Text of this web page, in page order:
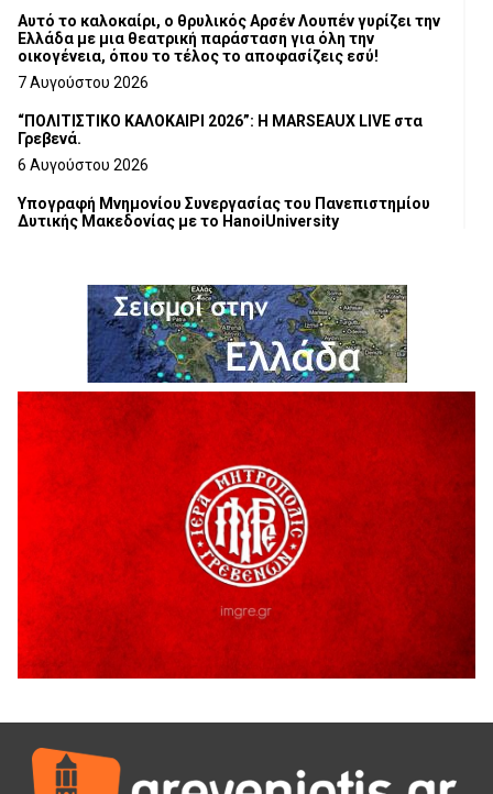
Αυτό το καλοκαίρι, ο θρυλικός Αρσέν Λουπέν γυρίζει την
Ελλάδα με μια θεατρική παράσταση για όλη την
οικογένεια, όπου το τέλος το αποφασίζεις εσύ!
7 Αυγούστου 2026
“ΠΟΛΙΤΙΣΤΙΚΟ ΚΑΛΟΚΑΙΡΙ 2026”: Η MARSEAUX LIVE στα
Γρεβενά.
6 Αυγούστου 2026
Υπογραφή Μνημονίου Συνεργασίας του Πανεπιστημίου
Δυτικής Μακεδονίας με το HanoiUniversity
Σε απόγνωση λόγω αδέσποτων
6 Αυγούστου 2026
ΔΙΑΚΟΠΗ ΗΛΕΚΤΡΙΚΟΥ ΡΕΥΜΑΤΟΣ
6 Αυγούστου 2026
Ολοκληρώνεται η ασφαλτόστρωση της οδού Περιβόλι –
Αβδέλλα
H παραδοχή λαθών είναι (και) δύναμη
5 Αυγούστου 2026
Ο ΑΝΔΡΕΑΣ ΑΣΛΑΝΙΔΗΣ ΣΥΝΕΧΙΖΕΙ ΣΤΟΝ ΠΡΩΤΕΑ
ΓΡΕΒΕΝΩΝ
5 Αυγούστου 2026
Ευχαριστήριο Εκπολιτιστικού Συλλόγου Ταξιάρχη προς κ.
Παρασχάκη Αθανάσιο
Διακοπή υδροδότησης του Α΄ κλάδου ύδρευσης
5 Αυγούστου 2026